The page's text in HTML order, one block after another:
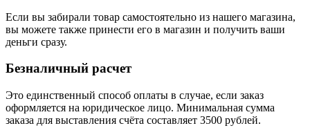
Если вы забирали товар самостоятельно из нашего магазина,
вы можете также принести его в магазин и получить ваши
деньги сразу.
Безналичный расчет
Это единственный способ оплаты в случае, если заказ
оформляется на юридическое лицо. Минимальная сумма
заказа для выставления счёта составляет 3500 рублей.